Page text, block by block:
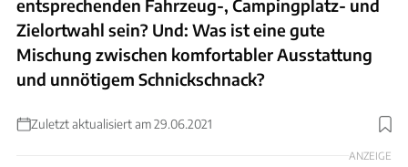
entsprechenden Fahrzeug-, Campingplatz- und
Zielortwahl sein? Und: Was ist eine gute
Mischung zwischen komfortabler Ausstattung
und unnötigem Schnickschnack?
Zuletzt aktualisiert am 29.06.2021
ANZEIGE